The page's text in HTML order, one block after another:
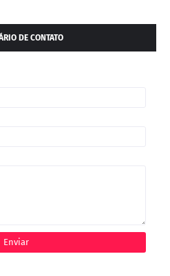
DE CONTATO